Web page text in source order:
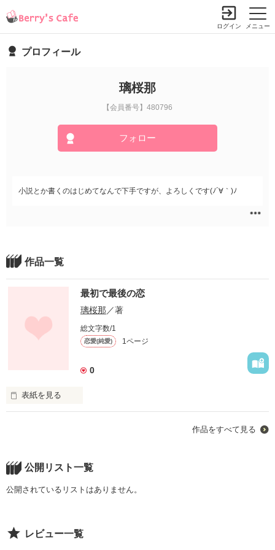
メニュー
ログイン
プロフィール
璃桜那
【会員番号】480796
フォロー
小説とか書くのはじめてなんで下手ですが、よろしくです(ﾉ´∀｀)ﾉ
作品一覧
最初で最後の恋
璃桜那 ／著
総文字数/1
恋愛(純愛) 1ページ
0
表紙を見る
貴方です。
作品をすべて見る
公開リスト一覧
公開されているリストはありません。
レビュー一覧